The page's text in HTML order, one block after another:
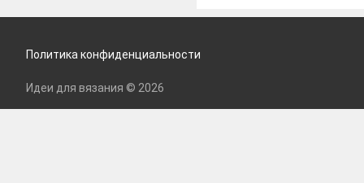
Политика конфиденциальности
Идеи для вязания © 2026